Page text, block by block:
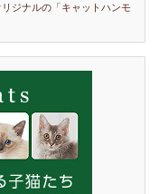
ジナルの「キャットハンモ